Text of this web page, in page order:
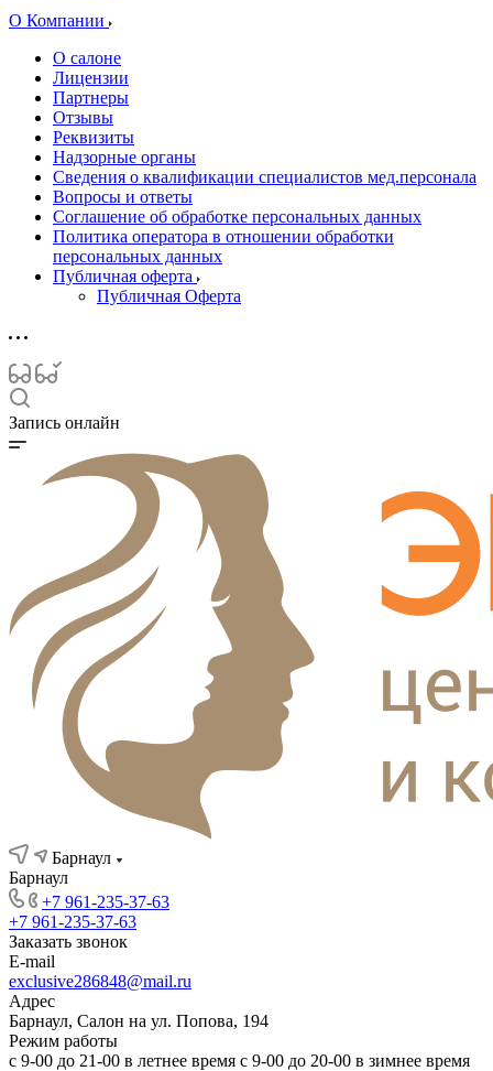
О Компании
О салоне
Лицензии
Партнеры
Отзывы
Реквизиты
Надзорные органы
Сведения о квалификации специалистов мед.персонала
Вопросы и ответы
Соглашение об обработке персональных данных
Политика оператора в отношении обработки
персональных данных
Публичная оферта
Публичная Оферта
Запись онлайн
Барнаул
Барнаул
+7 961-235-37-63
+7 961-235-37-63
Заказать звонок
E-mail
exclusive286848@mail.ru
Адрес
Барнаул, Салон на ул. Попова, 194
Режим работы
с 9-00 до 21-00 в летнее время с 9-00 до 20-00 в зимнее время